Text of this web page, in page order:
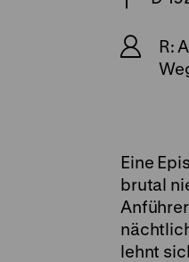
R:
Eine
brutal
lehnt